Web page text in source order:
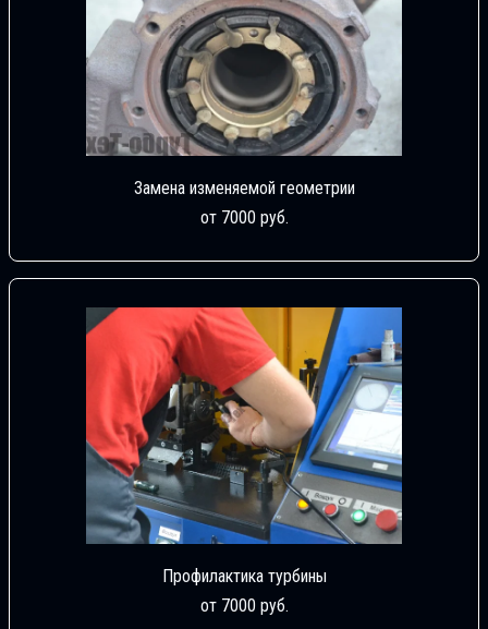
Замена изменяемой геометрии
от 7000 руб.
Профилактика турбины
от 7000 руб.